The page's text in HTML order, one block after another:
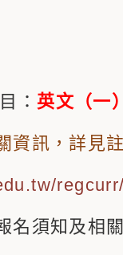
： 英文（一
資訊，詳見
名須知及相